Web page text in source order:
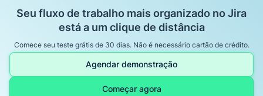
Seu fluxo de trabalho mais organizado no Jira
está a um clique de distância
Comece seu teste grátis de 30 dias. Não é necessário cartão de crédito.
Agendar demonstração
Começar agora